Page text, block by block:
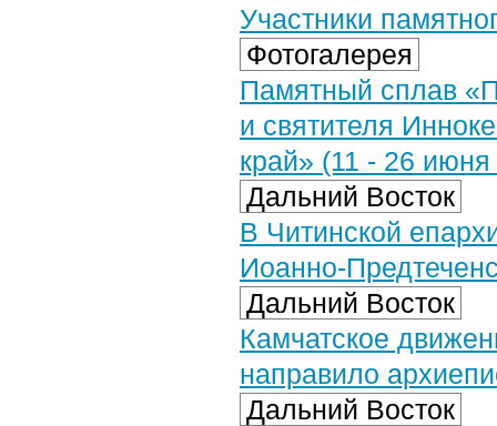
Участники
Фотогалерея
Памятный сплав
и святителя
край» (11 - 26 июня
Дальний Восток
В Читинской
Иоанно-
Дальний Восток
Камчатское
направило
Дальний Восток